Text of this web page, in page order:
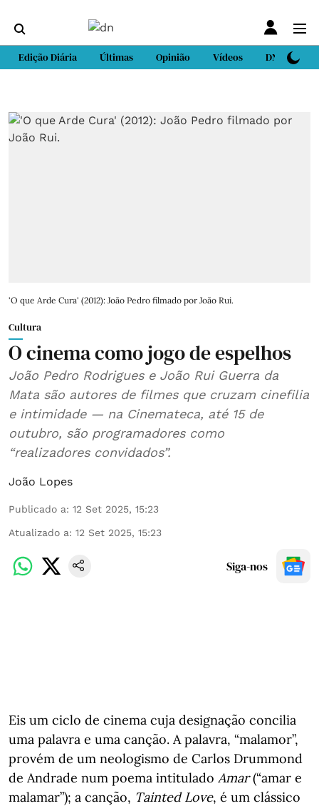
Edição Diária Últimas Opinião Vídeos DN Sport
'O que Arde Cura' (2012): João Pedro filmado por João Rui.
Cultura
O cinema como jogo de espelhos
João Pedro Rodrigues e João Rui Guerra da
Mata são autores de filmes que cruzam cinefilia
e intimidade — na Cinemateca, até 15 de
outubro, são programadores como
“realizadores convidados”.
João Lopes
Publicado a: 12 Set 2025, 15:23
Atualizado a: 12 Set 2025, 15:23
Siga-nos
Eis um ciclo de cinema cuja designação concilia
uma palavra e uma canção. A palavra, “malamor”,
provém de um neologismo de Carlos Drummond
de Andrade num poema intitulado Amar(“amar e
malamar”); a canção, Tainted Love, é um clássico